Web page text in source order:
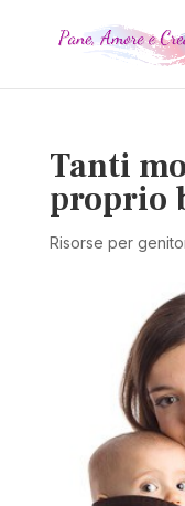
Tanti
proprio
Risorse per